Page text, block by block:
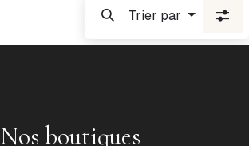
Trier par
Nos boutiques